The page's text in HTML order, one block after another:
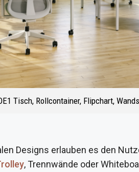
Tisch, Rollcontainer, Flipchart,
Designs erlauben es den
, Trennwände oder